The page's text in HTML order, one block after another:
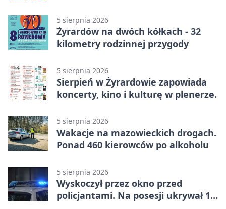
5 sierpnia 2026
Żyrardów na dwóch kółkach - 32
kilometry rodzinnej przygody
5 sierpnia 2026
Sierpień w Żyrardowie zapowiada
koncerty, kino i kulturę w plenerze.
5 sierpnia 2026
Wakacje na mazowieckich drogach.
Ponad 460 kierowców po alkoholu
5 sierpnia 2026
Wyskoczył przez okno przed
policjantami. Na posesji ukrywał 12